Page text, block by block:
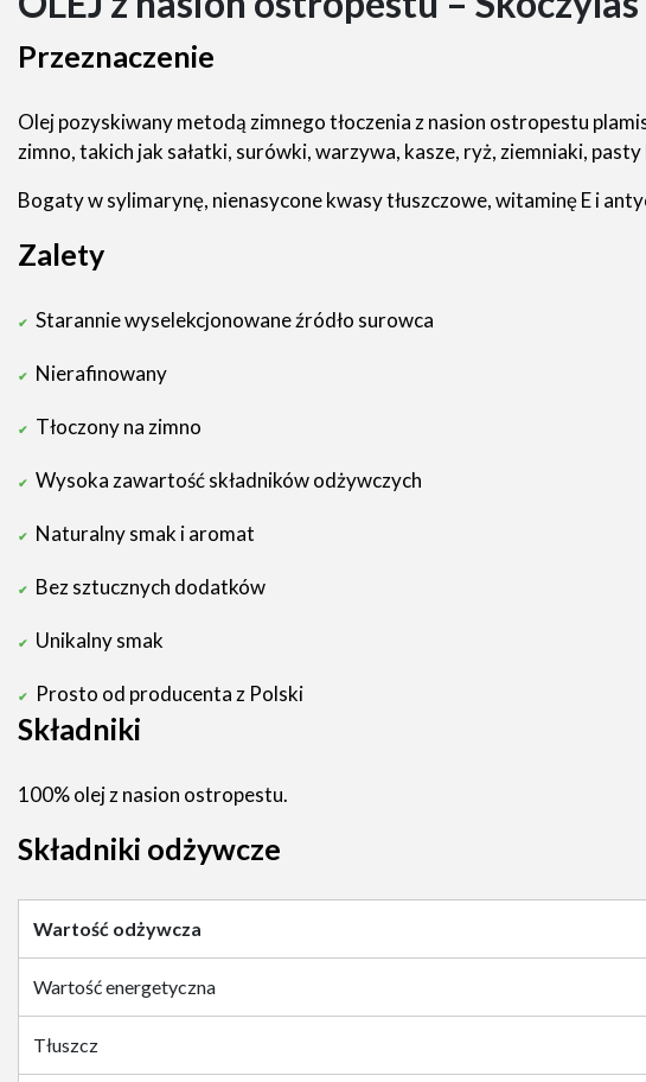
Przeznaczenie
Olej pozyskiwany metodą zimnego tłoczenia z nasion ostropestu
zimno, takich jak sałatki, surówki, warzywa, kasze, ryż, ziemniaki,
Bogaty w sylimarynę, nienasycone kwasy tłuszczowe, witaminę E i
Zalety
Starannie wyselekcjonowane źródło surowca
Nierafinowany
Tłoczony na zimno
Wysoka zawartość składników odżywczych
Naturalny smak i aromat
Bez sztucznych dodatków
Unikalny smak
Prosto od producenta z Polski
Składniki
100% olej z nasion ostropestu.
Składniki odżywcze
Wartość odżywcza
Wartość energetyczna
Tłuszcz